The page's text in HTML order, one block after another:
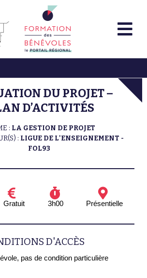
DU PROJET –
D’ACTIVITÉS
: LA GESTION DE PROJET
: LIGUE DE L'ENSEIGNEMENT -
FOL93
Gratuit 3h00 Présentielle
D'ACCÈS
pas de condition particulière